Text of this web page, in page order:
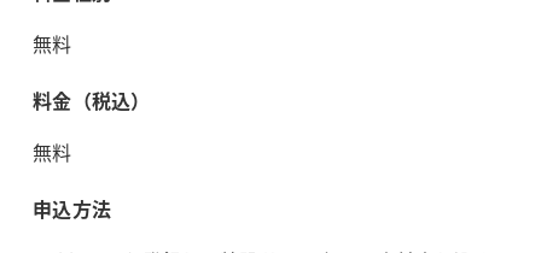
無料
料金（税込）
無料
申込方法